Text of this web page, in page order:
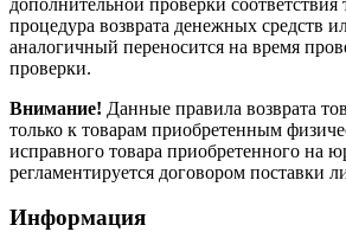
процедура возврата денежных средств
аналогичный переносится на время
проверки.
Внимание! Данные правила возврата
только к товарам приобретенным
исправного товара приобретенного на
регламентируется договором поставки
Информация